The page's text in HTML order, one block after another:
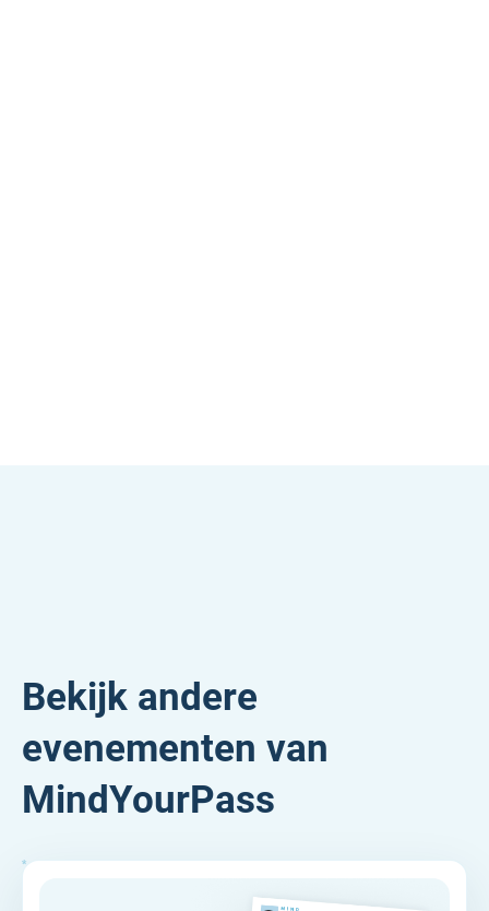
Bekijk andere
evenementen van
MindYourPass